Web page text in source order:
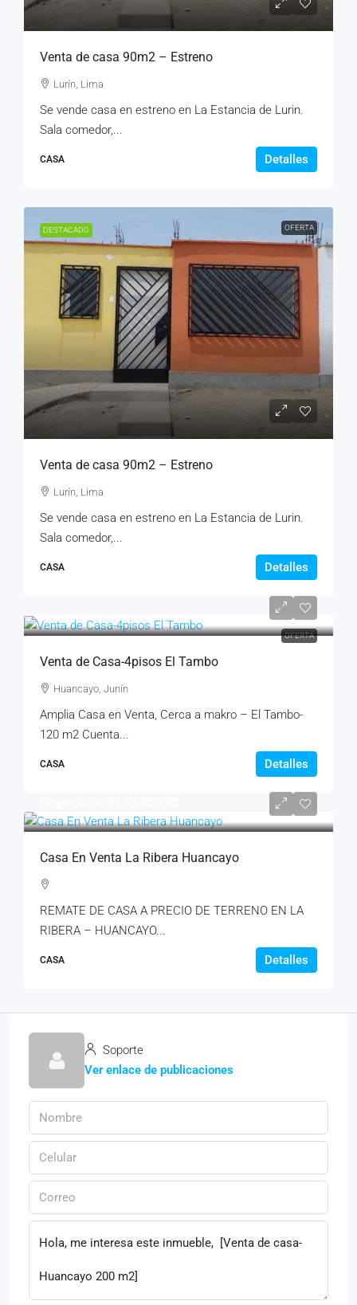
Venta de casa 90m2 – Estreno
Lurín, Lima
Se vende casa en estreno en La Estancia de Lurin.
Sala comedor,...
CASA Detalles
DESTACADO OFERTA
Venta de casa 90m2 – Estreno
Lurín, Lima
Se vende casa en estreno en La Estancia de Lurin.
Sala comedor,...
CASA Detalles
OFERTA
Venta de Casa-4pisos El Tambo
Huancayo, Junín
Amplia Casa en Venta, Cerca a makro – El Tambo-
120 m2 Cuenta...
CASA Detalles
Casa En Venta La Ribera Huancayo
REMATE DE CASA A PRECIO DE TERRENO EN LA
RIBERA – HUANCAYO...
CASA Detalles
Soporte
Ver enlace de publicaciones